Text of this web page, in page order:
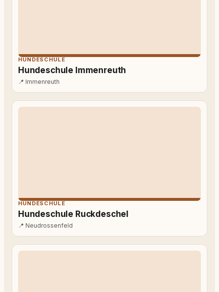
HUNDESCHULE
Hundeschule Immenreuth
📍 Immenreuth
HUNDESCHULE
Hundeschule Ruckdeschel
📍 Neudrossenfeld